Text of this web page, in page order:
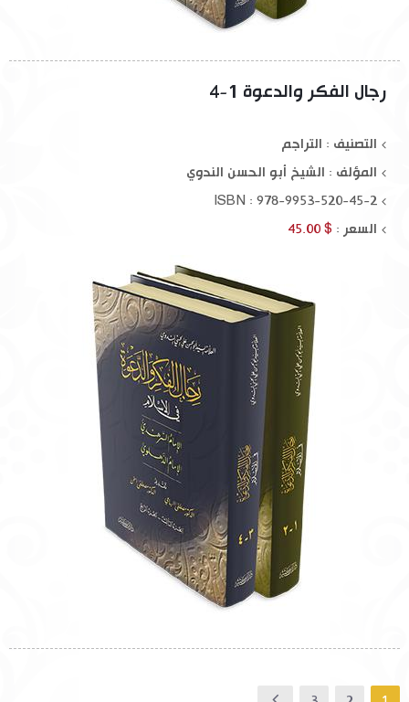
رجال الفكر والدعوة 1-4
التصنيف : التراجم
المؤلف : الشيخ أبو الحسن الندوي
ISBN : 978-9953-520-45-2
السعر : $ 45.00